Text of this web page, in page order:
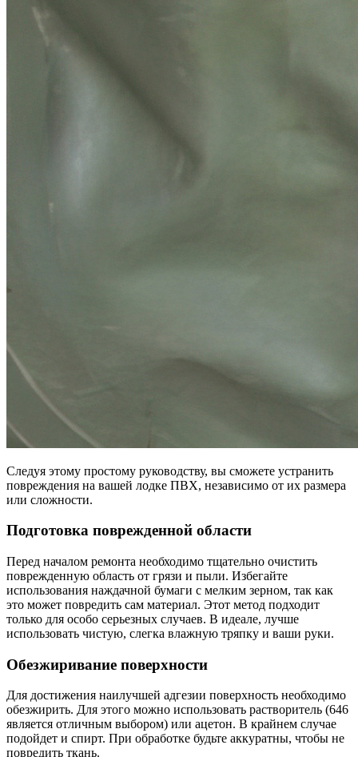
Следуя этому простому руководству, вы сможете устранить
повреждения на вашей лодке ПВХ, независимо от их размера
или сложности.
Подготовка поврежденной области
Перед началом ремонта необходимо тщательно очистить
поврежденную область от грязи и пыли. Избегайте
использования наждачной бумаги с мелким зерном, так как
это может повредить сам материал. Этот метод подходит
только для особо серьезных случаев. В идеале, лучше
использовать чистую, слегка влажную тряпку и ваши руки.
Обезжиривание поверхности
Для достижения наилучшей адгезии поверхность необходимо
обезжирить. Для этого можно использовать растворитель (646
является отличным выбором) или ацетон. В крайнем случае
подойдет и спирт. При обработке будьте аккуратны, чтобы не
повредить ткань.